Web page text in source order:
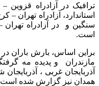
ترافیک در آزادراه قزوین
استاندارد، آزادراه تهران
سنگین و در آزادراه تهران
است.
براین اساس، بارش باران
مازندران و پدیده مه
آذربایجان غربی ،
همدان نیز گزارش شده